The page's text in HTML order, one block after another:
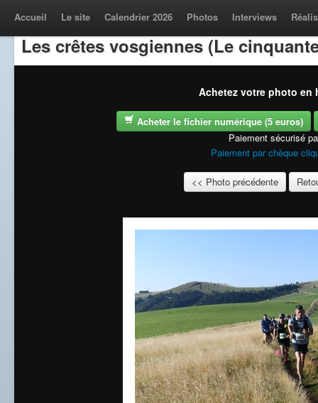
Accueil Le site Calendrier 2026 Photos Interviews
Les crêtes vosgiennes (Le
Achetez votre photo en
Acheter le fichier numérique (5 euros)
Paiement sécurisé
Paiement par chèque
<< Photo précédente